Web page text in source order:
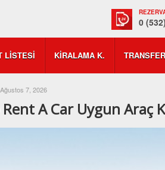
0
LISTESI KIRALAMA K. TRANSFER
Ağustos 7, 2026
A Car Uygun Araç